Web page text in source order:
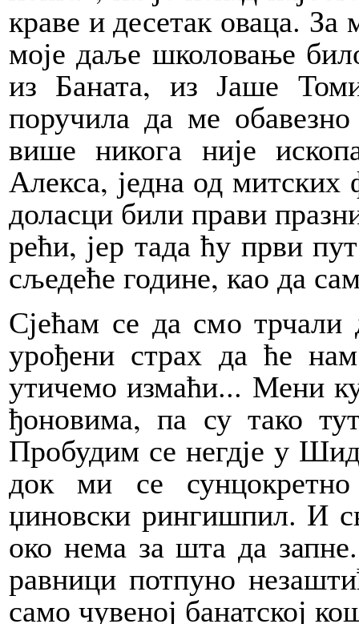
краве и десетак оваца.
моје даље школовање
из Баната, из Јаше
поручила да ме
више никога није
Алекса, једна од митских
доласци били прави
рећи, јер тада ћу први
сљедеће године, као да
Сјећам се да смо трчали
урођени страх да ће
утичемо измаћи... Мени
ђоновима, па су тако
Пробудим се негдје у
док ми се
џиновски рингишпил. И
око нема за шта да
равници потпуно
само чувеној банатској